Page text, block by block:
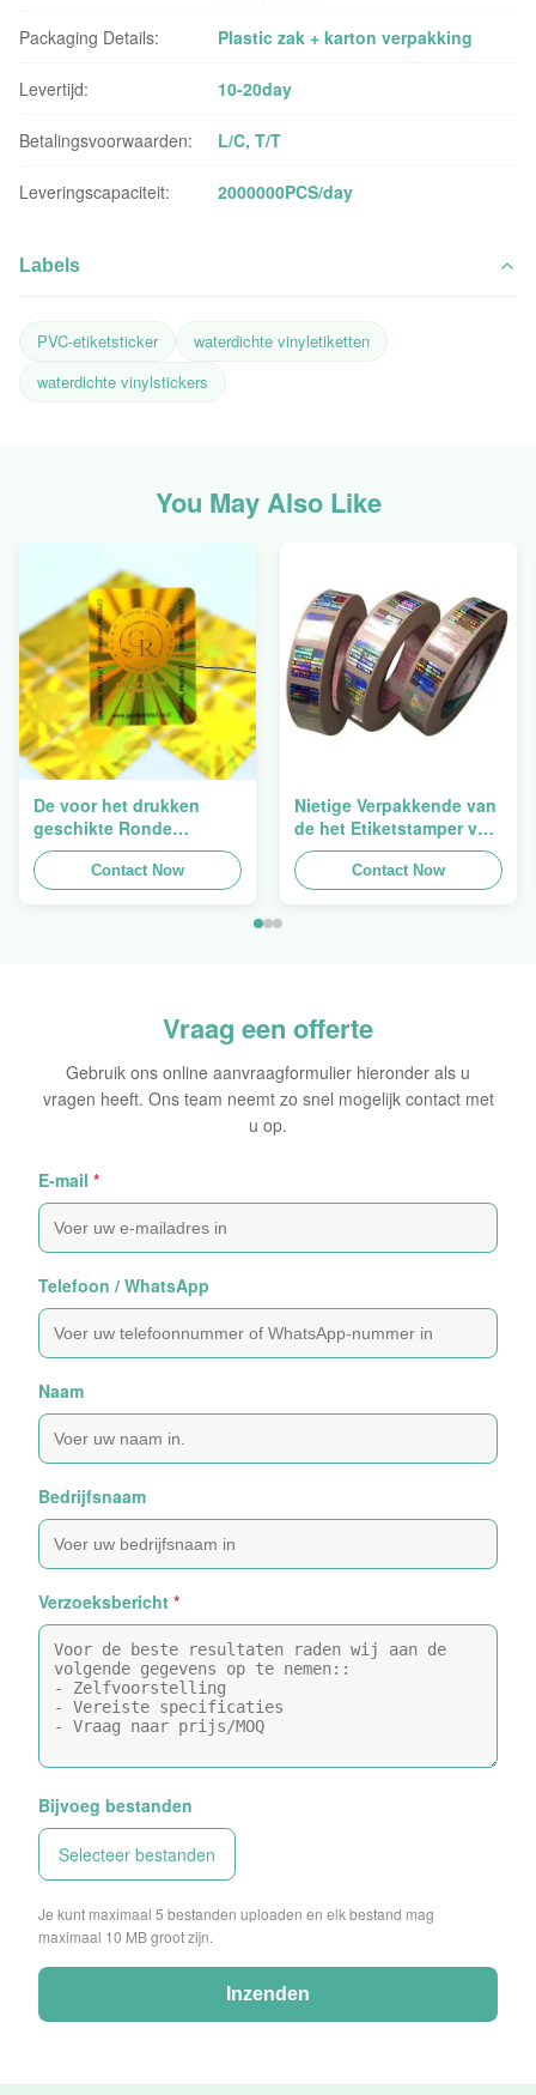
Packaging Details: Plastic zak + karton verpakking
Levertijd: 10-20day
Betalingsvoorwaarden: L/C, T/T
Leveringscapaciteit: 2000000PCS/day
Labels
PVC-etiketsticker
waterdichte vinyletiketten
waterdichte vinylstickers
You May Also Like
De voor het drukken
geschikte Ronde
Verpakkende
Holografische
Zelfklevende Bladen van
Contact Now
Nietige Verpakkende van
de het Etiketstamper van
de Hologramveiligheid
Duidelijke het
Hologramsticker Logo
Contact Now
Vraag een offerte
Gebruik ons online aanvraagformulier hieronder als u
vragen heeft. Ons team neemt zo snel mogelijk contact met
u op.
E-mail *
Telefoon / WhatsApp
Naam
Bedrijfsnaam
Verzoeksbericht *
Bijvoeg bestanden
Selecteer bestanden
Je kunt maximaal 5 bestanden uploaden en elk bestand mag
maximaal 10 MB groot zijn.
Inzenden